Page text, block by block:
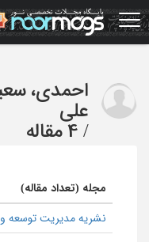
Skip
to
main
احمدی،
علی
/ 4 مقاله
مجله (تعداد مقاله)
نشریه مدیریت توسعه و